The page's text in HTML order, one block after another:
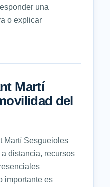
una
o explicar
Martí
del
Martí Sesgueioles
distancia, recursos
importante es